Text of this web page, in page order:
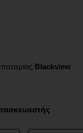
Blackview